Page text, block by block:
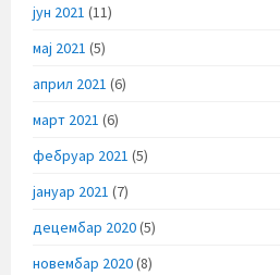
јун 2021 (11)
мај 2021 (5)
април 2021 (6)
март 2021 (6)
фебруар 2021 (5)
јануар 2021 (7)
децембар 2020(5)
новембар 2020(8)